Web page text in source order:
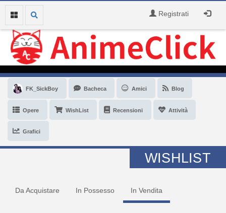
Registrati
FK_SickBoy Bacheca Amici Blog
Opere WishList Recensioni Attività
Grafici
WISHLIST
Da Acquistare In Possesso In Vendita